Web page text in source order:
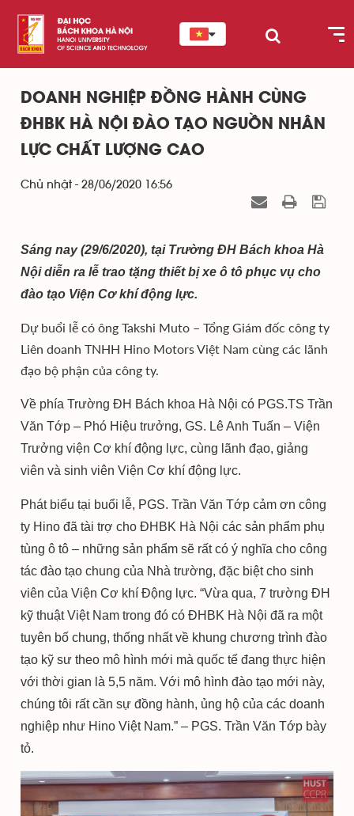
DOANH NGHIỆP ĐỒNG HÀNH CÙNG
ĐHBK HÀ NỘI ĐÀO TẠO NGUỒN NHÂN
LỰC CHẤT LƯỢNG CAO
Chủ nhật - 28/06/2020 16:56
Sáng nay (29/6/2020), tại Trường ĐH Bách khoa Hà
Nội diễn ra lễ trao tặng thiết bị xe ô tô phục vụ cho
đào tạo Viện Cơ khí động lực.
Dự buổi lễ có ông Takshi Muto – Tổng Giám đốc công ty
Liên doanh TNHH Hino Motors Việt Nam cùng các lãnh
đạo bộ phận của công ty.
Về phía Trường ĐH Bách khoa Hà Nội có PGS.TS Trần
Văn Tớp – Phó Hiệu trưởng, GS. Lê Anh Tuấn – Viện
Trưởng viện Cơ khí động lực, cùng lãnh đạo, giảng
viên và sinh viên Viện Cơ khí động lực.
Phát biểu tại buổi lễ, PGS. Trần Văn Tớp cảm ơn công
ty Hino đã tài trợ cho ĐHBK Hà Nội các sản phẩm phụ
tùng ô tô – những sản phẩm sẽ rất có ý nghĩa cho công
tác đào tạo chung của Nhà trường, đặc biệt cho sinh
viên của Viện Cơ khí Động lực. “Vừa qua, 7 trường ĐH
kỹ thuật Việt Nam trong đó có ĐHBK Hà Nội đã ra một
tuyên bố chung, thống nhất về khung chương trình đào
tạo kỹ sư theo mô hình mới mà quốc tế đang thực hiện
với thời gian là 5,5 năm. Với mô hình đào tạo mới này,
chúng tôi rất cần sự đồng hành, ủng hộ của các doanh
nghiệp như Hino Việt Nam.” – PGS. Trần Văn Tớp bày
tỏ.